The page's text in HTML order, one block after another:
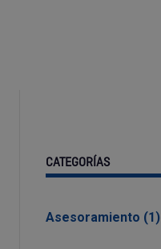
CATEGORÍAS
Asesoramiento (1)